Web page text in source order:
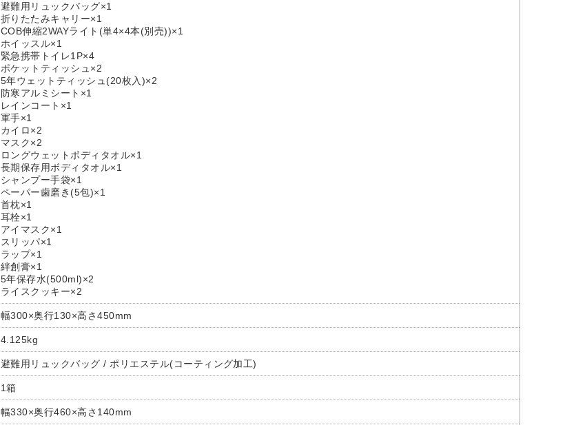
避難用リュックバッグ×1
折りたたみキャリー×1
COB伸縮2WAYライト(単4×4本(別売))×1
ホイッスル×1
緊急携帯トイレ1P×4
ポケットティッシュ×2
5年ウェットティッシュ(20枚入)×2
防寒アルミシート×1
レインコート×1
軍手×1
カイロ×2
マスク×2
ロングウェットボディタオル×1
長期保存用ボディタオル×1
シャンプー手袋×1
ペーパー歯磨き(5包)×1
首枕×1
耳栓×1
アイマスク×1
スリッパ×1
ラップ×1
絆創膏×1
5年保存水(500ml)×2
ライスクッキー×2
幅300×奥行130×高さ450mm
4.125kg
避難用リュックバッグ / ポリエステル(コーティング加工)
1箱
幅330×奥行460×高さ140mm